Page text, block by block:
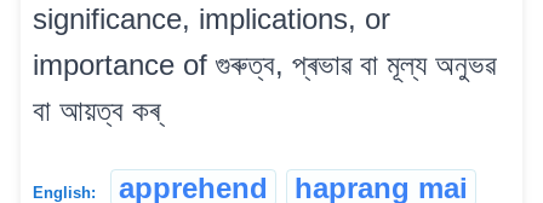
significance, implications, or
importance of গুৰুত্ব, প্ৰভাৱ বা মূল্য অনুভৱ
বা আয়ত্ব কৰ্
English: apprehend
haprang mai